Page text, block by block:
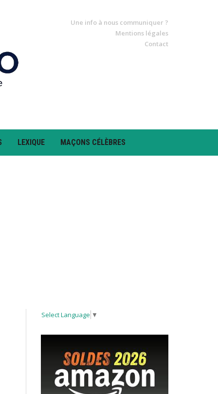
Une info à nous communiquer ?
Mentions légales
Contact
LEXIQUE MAÇONS CÉLÈBRES
Select Language ▼